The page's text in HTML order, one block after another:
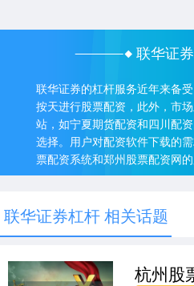
联华证
联华证券的杠杆服务近年来备
按天进行股票配资，此外，市
站，如宁夏期货配资和四川配
选择。用户对配资软件下载的
票配资系统和郑州股票配资网的
联华证券杠杆 相关话题